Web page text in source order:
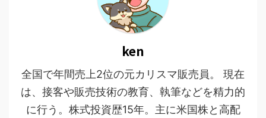
ken
全国で年間売上2位の元カリスマ販売員。 現在
は、接客や販売技術の教育、執筆などを精力的
に行う。株式投資歴15年。主に米国株と高配